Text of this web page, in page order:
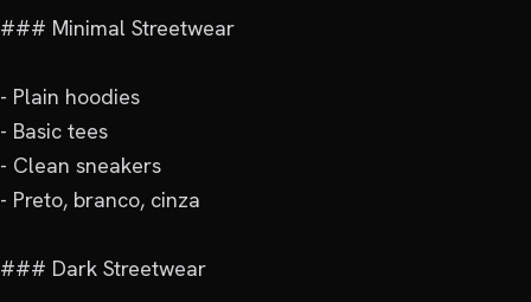
### Minimal Streetwear
- Plain hoodies
- Basic tees
- Clean sneakers
- Preto, branco, cinza
### Dark Streetwear